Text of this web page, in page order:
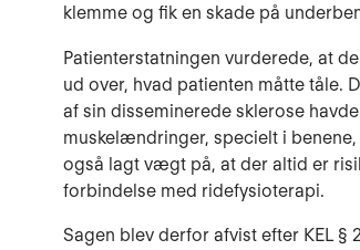
klemme og fik en skade på
Patienterstatningen vurderede, at
ud over, hvad patienten måtte tåle.
af sin disseminerede sklerose
muskelændringer, specielt i
også lagt vægt på, at der altid er
forbindelse med ridefysioterapi.
Sagen blev derfor afvist efter KEL §